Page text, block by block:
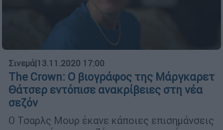
Σινεμά|13.11.2020 17:00
The Crown: Ο βιογράφος της Μάργκαρετ
Θάτσερ εντόπισε ανακρίβειες στη νέα
σεζόν
Ο Τσαρλς Μουρ έκανε κάποιες επισημάνσεις